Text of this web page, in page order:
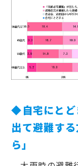
◆自宅にとど
出て避難す
ら」